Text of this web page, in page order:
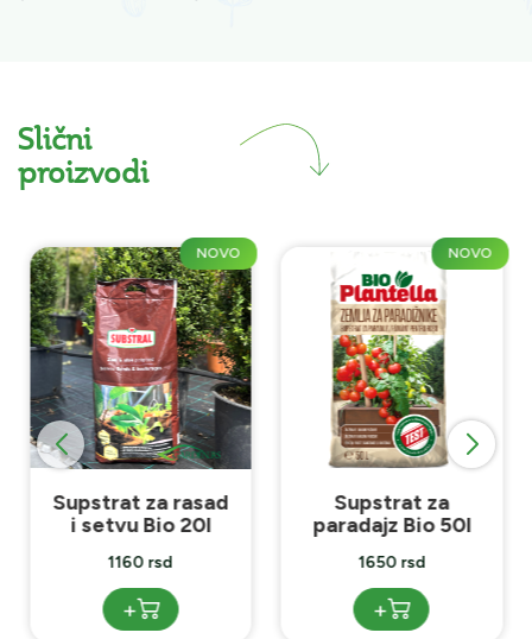
Slični
proizvodi
NOVO
Supstrat za rasad
i setvu Bio 20l
1160 rsd
+
NOVO
Supstrat za
paradajz Bio 50l
1650 rsd
+